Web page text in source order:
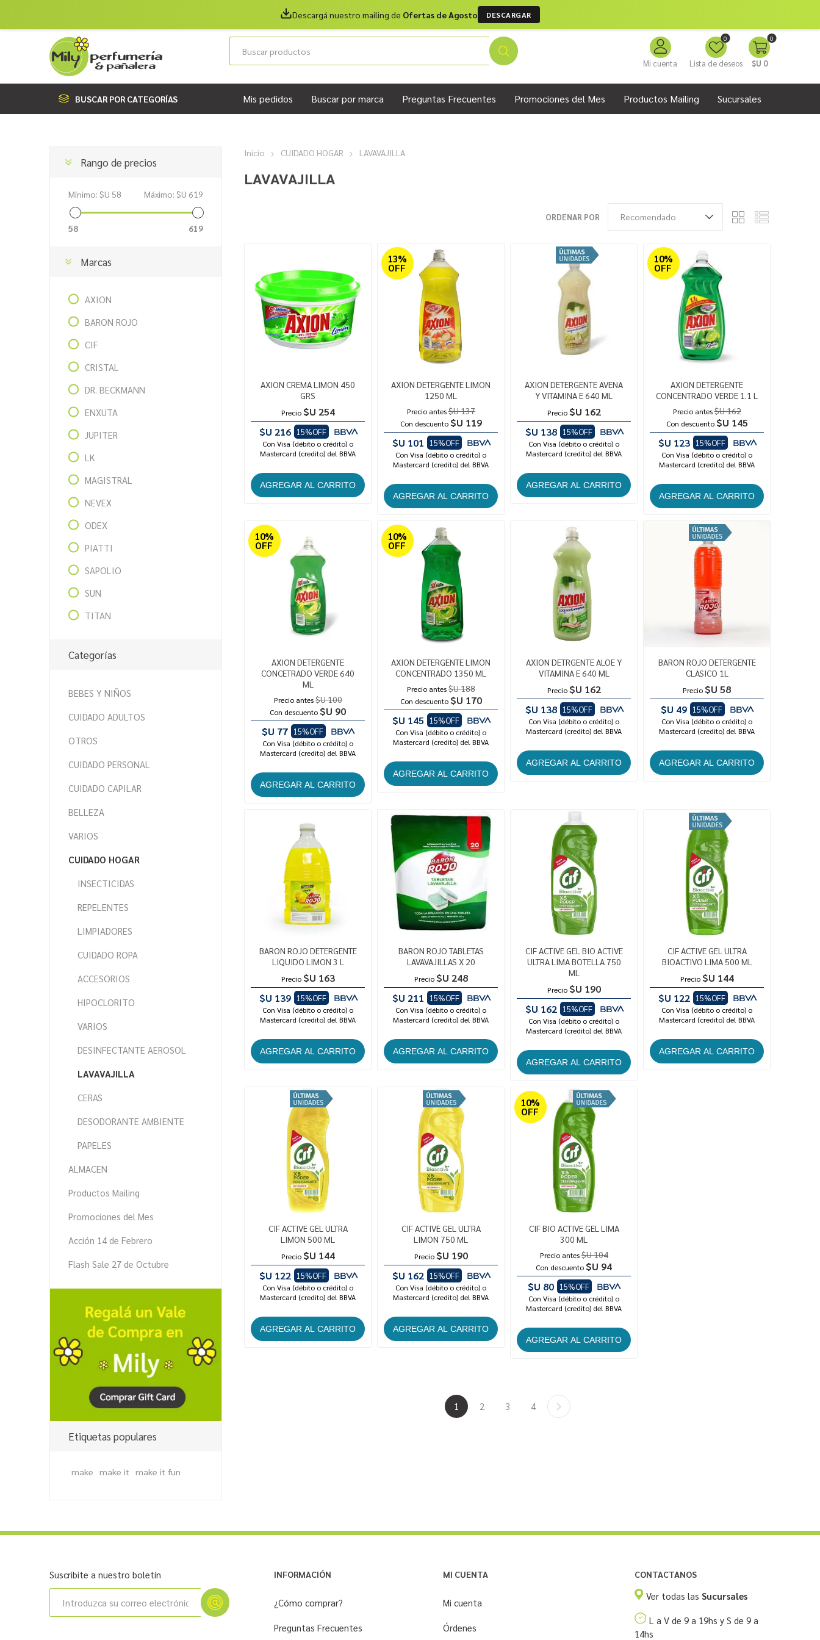
Descargá nuestro mailing de Ofertas de Agosto DESCARGAR
Mi cuenta Lista de deseos
0 0
$U 0
BUSCAR POR CATEGORÍAS Mis pedidos Buscar por marca Preguntas Frecuentes Promociones del Mes Productos Mailing Sucursales
Inicio CUIDADO HOGAR LAVAVAJILLA
LAVAVAJILLA
ORDENAR POR
AXION CREMA LIMON 450
GRS
Precio $U 254
$U 216
15%OFF
Con Visa (débito o crédito) o
Mastercard (credito) del BBVA
13%
OFF
AXION DETERGENTE LIMON
1250 ML
Precio antes$U 137
Con descuento $U 119
$U 101
15%OFF
Con Visa (débito o crédito) o
Mastercard (credito) del BBVA
AXION DETERGENTE AVENA
Y VITAMINA E 640 ML
Precio $U 162
$U 138
15%OFF
Con Visa (débito o crédito) o
Mastercard (credito) del BBVA
10%
OFF
AXION DETERGENTE
CONCENTRADO VERDE 1.1 L
Precio antes$U 162
Con descuento $U 145
$U 123
15%OFF
Con Visa (débito o crédito) o
Mastercard (credito) del BBVA
10%
OFF
AXION DETERGENTE
CONCETRADO VERDE 640
ML
Precio antes$U 100
Con descuento $U 90
$U 77 15%OFF
Con Visa (débito o crédito) o
Mastercard (credito) del BBVA
10%
OFF
AXION DETERGENTE LIMON
CONCENTRADO 1350 ML
Precio antes$U 188
Con descuento $U 170
$U 145
15%OFF
Con Visa (débito o crédito) o
Mastercard (credito) del BBVA
AXION DETRGENTE ALOE Y
VITAMINA E 640 ML
Precio $U 162
$U 138
15%OFF
Con Visa (débito o crédito) o
Mastercard (credito) del BBVA
BARON ROJO DETERGENTE
CLASICO 1L
Precio $U 58
$U 49 15%OFF
Con Visa (débito o crédito) o
Mastercard (credito) del BBVA
BARON ROJO DETERGENTE
LIQUIDO LIMON 3 L
Precio $U 163
$U 139
15%OFF
Con Visa (débito o crédito) o
Mastercard (credito) del BBVA
BARON ROJO TABLETAS
LAVAVAJILLAS X 20
Precio $U 248
$U 211
15%OFF
Con Visa (débito o crédito) o
Mastercard (credito) del BBVA
CIF ACTIVE GEL BIO ACTIVE
ULTRA LIMA BOTELLA 750
ML
Precio $U 190
$U 162
15%OFF
Con Visa (débito o crédito) o
Mastercard (credito) del BBVA
CIF ACTIVE GEL ULTRA
BIOACTIVO LIMA 500 ML
Precio $U 144
$U 122
15%OFF
Con Visa (débito o crédito) o
Mastercard (credito) del BBVA
CIF ACTIVE GEL ULTRA
LIMON 500 ML
Precio $U 144
$U 122
15%OFF
Con Visa (débito o crédito) o
Mastercard (credito) del BBVA
CIF ACTIVE GEL ULTRA
LIMON 750 ML
Precio $U 190
$U 162
15%OFF
Con Visa (débito o crédito) o
Mastercard (credito) del BBVA
10%
OFF
CIF BIO ACTIVE GEL LIMA
300 ML
Precio antes$U 104
Con descuento $U 94
$U 80 15%OFF
Con Visa (débito o crédito) o
Mastercard (credito) del BBVA
1 2 3 4
Rango de precios
Mínimo: $U 58 Máximo: $U 619
58 619
Marcas
AXION
BARON ROJO
CIF
CRISTAL
DR. BECKMANN
ENXUTA
JUPITER
LK
MAGISTRAL
NEVEX
ODEX
PIATTI
SAPOLIO
SUN
TITAN
Categorías
BEBES Y NIÑOS
CUIDADO ADULTOS
OTROS
CUIDADO PERSONAL
CUIDADO CAPILAR
BELLEZA
VARIOS
CUIDADO HOGAR
INSECTICIDAS
REPELENTES
LIMPIADORES
CUIDADO ROPA
ACCESORIOS
HIPOCLORITO
VARIOS
DESINFECTANTE AEROSOL
LAVAVAJILLA
CERAS
DESODORANTE AMBIENTE
PAPELES
ALMACEN
Productos Mailing
Promociones del Mes
Acción 14 de Febrero
Flash Sale 27 de Octubre
Etiquetas populares
make make it make it fun
Suscribite a nuestro boletín INFORMACIÓN
¿Cómo comprar?
Preguntas Frecuentes
MI CUENTA
Mi cuenta
Órdenes
CONTACTANOS
Ver todas las Sucursales
L a V de 9 a 19hs y S de 9 a
14hs